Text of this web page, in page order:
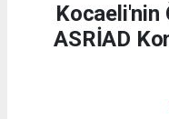
Kocaeli'nin
ASRİAD